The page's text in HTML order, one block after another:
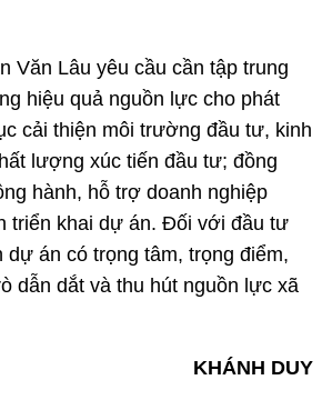
Văn Lâu yêu cầu cần tập trung
hiệu quả nguồn lực cho phát
cải thiện môi trường đầu tư, kinh
lượng xúc tiến đầu tư; đồng
hành, hỗ trợ doanh nghiệp
triển khai dự án. Đối với đầu tư
dự án có trọng tâm, trọng điểm,
dẫn dắt và thu hút nguồn lực xã
KHÁNH DUY